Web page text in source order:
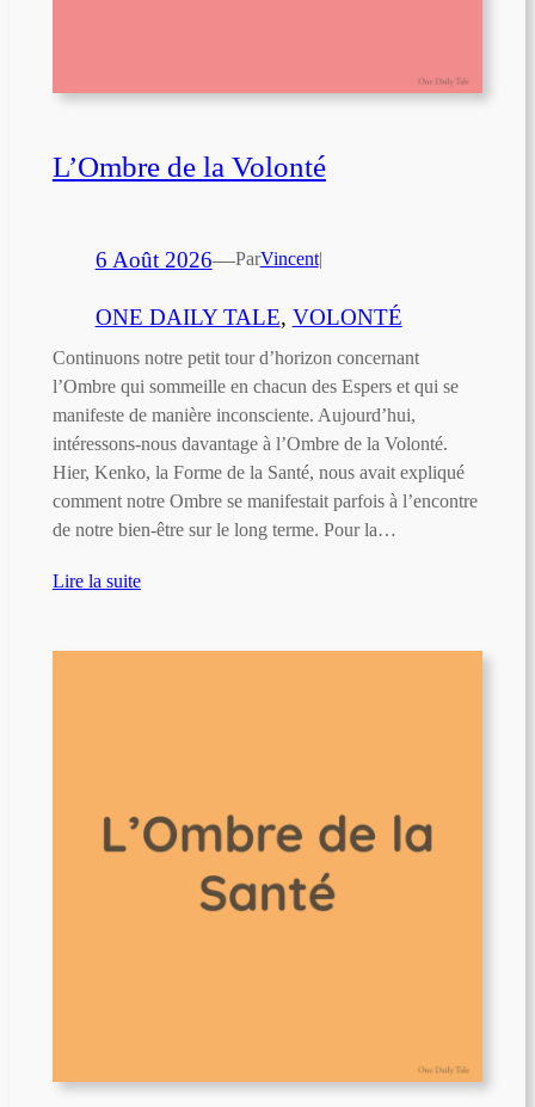
L’Ombre de la Volonté
6 Août 2026—ParVincent|
ONE DAILY TALE, VOLONTÉ
Continuons notre petit tour d’horizon concernant
l’Ombre qui sommeille en chacun des Espers et qui se
manifeste de manière inconsciente. Aujourd’hui,
intéressons-nous davantage à l’Ombre de la Volonté.
Hier, Kenko, la Forme de la Santé, nous avait expliqué
comment notre Ombre se manifestait parfois à l’encontre
de notre bien-être sur le long terme. Pour la…
Lire la suite